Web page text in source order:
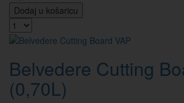
Dodaj u košaricu
Belvedere Cutting
(0,70L)